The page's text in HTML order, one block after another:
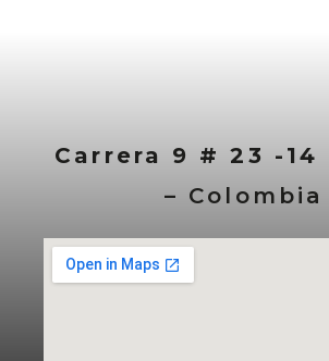
Carrera 9 # 23 -14
– Colombia